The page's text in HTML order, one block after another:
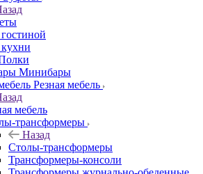
Минибары
Резная мебель
мебель
трансформеры
Назад
Столы-трансформеры
Трансформеры-консоли